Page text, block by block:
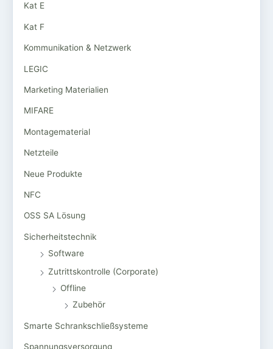
Kat E
Kat F
Kommunikation & Netzwerk
LEGIC
Marketing Materialien
MIFARE
Montagematerial
Netzteile
Neue Produkte
NFC
OSS SA Lösung
Sicherheitstechnik
Software
Zutrittskontrolle (Corporate)
Offline
Zubehör
Smarte Schrankschließsysteme
Spannungsversorgung